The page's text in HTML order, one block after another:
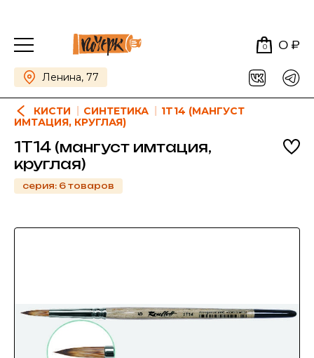
0 0 ₽
Ленина, 77
КИСТИ СИНТЕТИКА
1T14 (МАНГУСТ
ИМТАЦИЯ, КРУГЛАЯ)
1T14 (мангуст имтация,
круглая)
серия: 6 товаров